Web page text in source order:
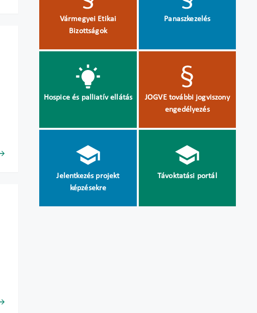
Vármegyei Etikai
Bizottságok
Panaszkezelés
Hospice és palliatív ellátás
JOGVE további jogviszony
engedélyezés
Jelentkezés projekt
képzésekre
Távoktatási portál